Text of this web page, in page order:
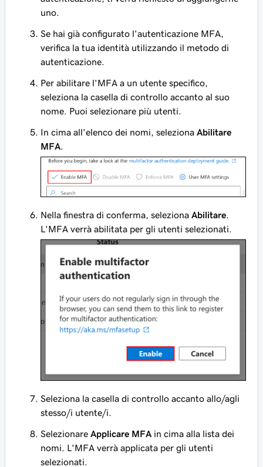
uno.
Se hai già configurato l'autenticazione MFA,
verifica la tua identità utilizzando il metodo di
autenticazione.
Per abilitare l'MFA a un utente specifico,
seleziona la casella di controllo accanto al suo
nome. Puoi selezionare più utenti.
In cima all'elenco dei nomi, seleziona Abilitare
MFA.
Nella finestra di conferma, seleziona Abilitare
L'MFA verrà abilitata per gli utenti selezionati.
Seleziona la casella di controllo accanto allo/agli
stesso/i utente/i.
Selezionare Applicare MFA in cima alla lista dei
nomi. L'MFA verrà applicata per gli utenti
selezionati.